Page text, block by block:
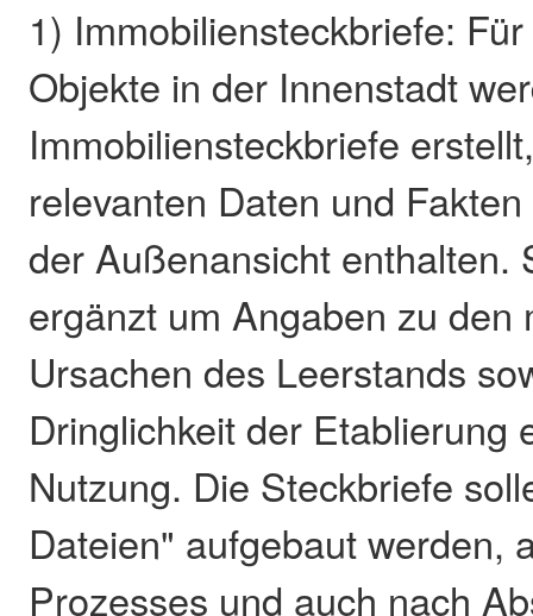
1) Immobiliensteckbriefe:
Objekte in der Innenstadt
Immobiliensteckbriefe
relevanten Daten und
der Außenansicht enthalten.
ergänzt um Angaben zu den
Ursachen des Leerstands
Dringlichkeit der Etablierung
Nutzung. Die Steckbriefe
Dateien" aufgebaut werden,
Prozesses und auch nach